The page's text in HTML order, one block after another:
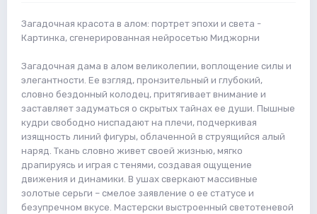
Загадочная красота в алом: портрет эпохи и света -
Картинка, сгенерированная нейросетью Миджорни
Загадочная дама в алом великолепии, воплощение силы и
элегантности. Ее взгляд, пронзительный и глубокий,
словно бездонный колодец, притягивает внимание и
заставляет задуматься о скрытых тайнах ее души. Пышные
кудри свободно ниспадают на плечи, подчеркивая
изящность линий фигуры, облаченной в струящийся алый
наряд. Ткань словно живет своей жизнью, мягко
драпируясь и играя с тенями, создавая ощущение
движения и динамики. В ушах сверкают массивные
золотые серьги – смелое заявление о ее статусе и
безупречном вкусе. Мастерски выстроенный светотеневой